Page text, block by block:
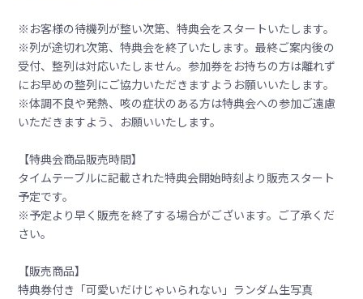
※お客様の待機列が整い次第、特典会をスタートいたします。
※列が途切れ次第、特典会を終了いたします。最終ご案内後の
受付、整列は対応いたしません。参加券をお持ちの方は離れず
にお早めの整列にご協力いただきますようお願いいたします。
※体調不良や発熱、咳の症状のある方は特典会への参加ご遠慮
いただきますよう、お願いいたします。
【特典会商品販売時間】
タイムテーブルに記載された特典会開始時刻より販売スタート
予定です。
※予定より早く販売を終了する場合がございます。ご了承くだ
さい。
【販売商品】
特典券付き「可愛いだけじゃいられない」ランダム生写真